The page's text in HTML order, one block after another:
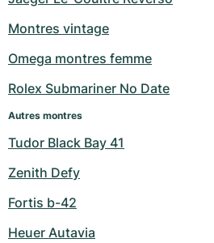
Montres vintage
Omega montres femme
Rolex Submariner No Date
Autres montres
Tudor Black Bay 41
Zenith Defy
Fortis b-42
Heuer Autavia